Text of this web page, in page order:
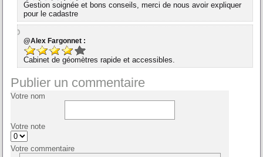
Gestion soignée et bons conseils, merci de nous avoir expliquer
pour le cadastre
@Alex Fargonnet :
Cabinet de géomètres rapide et accessibles.
Publier un commentaire
Votre nom
Votre note
Votre commentaire